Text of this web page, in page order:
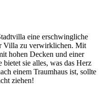
eine erschwingliche
Villa zu verwirklichen. Mit
hohen Decken und einer
sie alles, was das Herz
einem Traumhaus ist, sollte
ziehen!